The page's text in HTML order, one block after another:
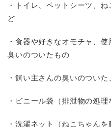
・トイレ、ペットシーツ、
ど
・食器や好きなオモチャ、
臭いのついたもの
・飼い主さんの臭いのつい
・ビニール袋（排泄物の処理
・洗濯ネット（ねこちゃん